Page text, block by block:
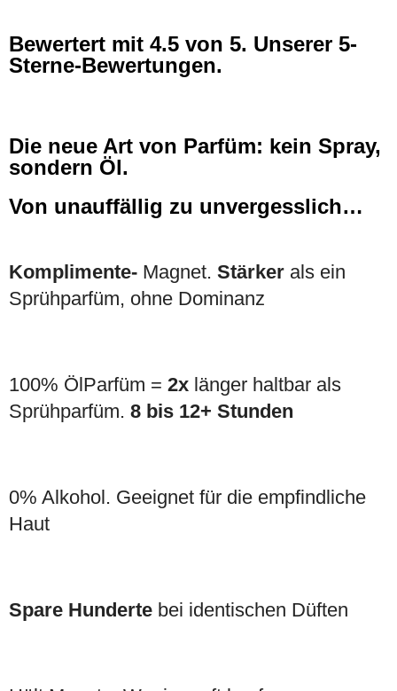
Bewertert mit 4.5 von 5. Unserer 5-
Sterne-Bewertungen.
Die neue Art von Parfüm: kein Spray,
sondern Öl.
Von unauffällig zu unvergesslich…
Komplimente- Magnet. Stärker als ein
Sprühparfüm, ohne Dominanz
100% ÖlParfüm = 2x länger haltbar als
Sprühparfüm. 8 bis 12+ Stunden
0% Alkohol. Geeignet für die empfindliche
Haut
Spare Hunderte bei identischen Düften